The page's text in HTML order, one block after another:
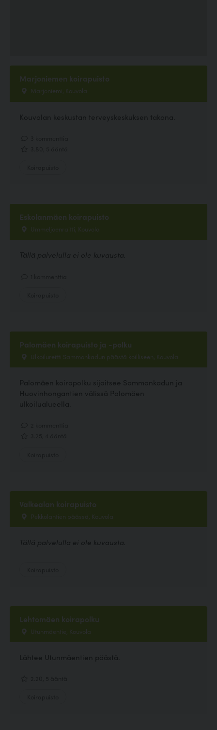
Marjoniemen koirapuisto
Marjoniemi, Kouvola
Kouvolan keskustan terveyskeskuksen takana.
Eskolanmäen koirapuisto
Ummeljoenraitti, Kouvola
Tällä palvelulla ei ole kuvausta.
Palomäen koirapuisto ja -polku
Ulkoilureitti Sammonkadun päästä koilliseen, Kouvola
Palomäen koirapolku sijaitsee Sammonkadun ja
Huovinhongantien välissä Palomäen
ulkoilualueella.
Valkealan koirapuisto
Pekkolantien päässä, Kouvola
Tällä palvelulla ei ole kuvausta.
Lehtomäen koirapolku
Utunmäentie, Kouvola
Lähtee Utunmäentien päästä.